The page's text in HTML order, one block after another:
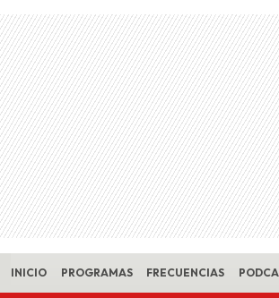
Skip to main content
INICIO PROGRAMAS FRECUENCIAS